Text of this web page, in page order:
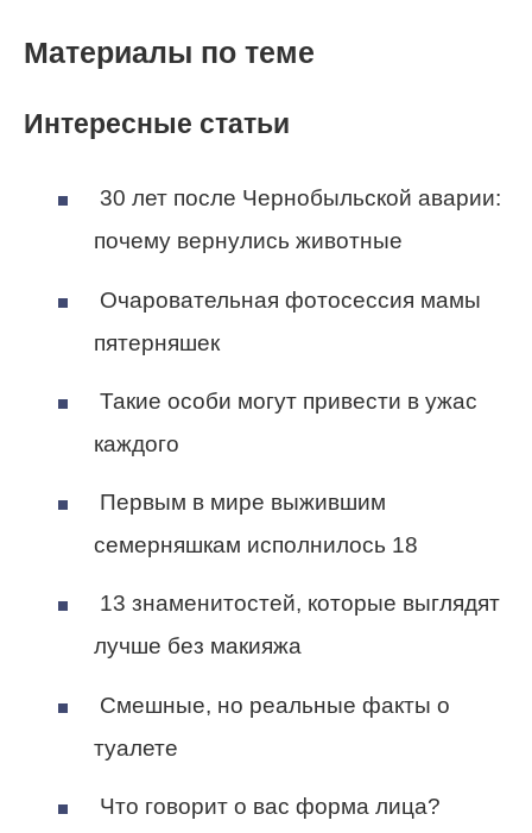
Материалы по теме
Интересные статьи
30 лет после Чернобыльской аварии:
почему вернулись животные
Очаровательная фотосессия мамы
пятерняшек
Такие особи могут привести в ужас
каждого
Первым в мире выжившим
семерняшкам исполнилось 18
13 знаменитостей, которые выглядят
лучше без макияжа
Смешные, но реальные факты о
туалете
Что говорит о вас форма лица?